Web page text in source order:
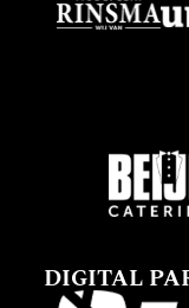
DIGITAL